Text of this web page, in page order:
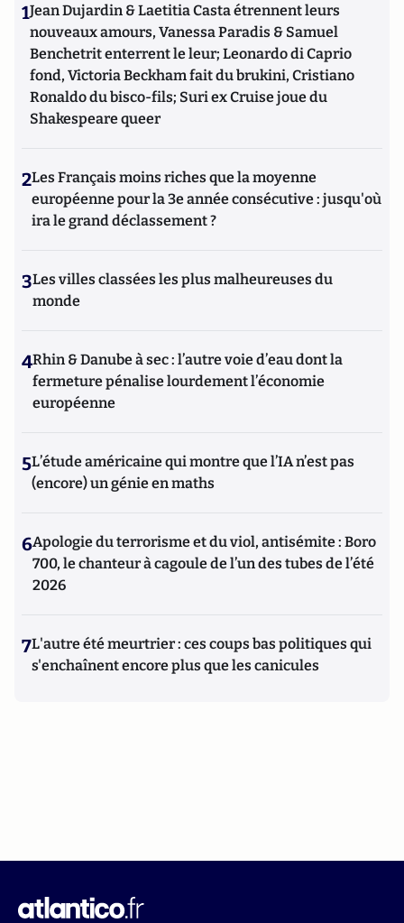
1Jean Dujardin & Laetitia Casta étrennent leurs
nouveaux amours, Vanessa Paradis & Samuel
Benchetrit enterrent le leur; Leonardo di Caprio
fond, Victoria Beckham fait du brukini, Cristiano
Ronaldo du bisco-fils; Suri ex Cruise joue du
Shakespeare queer
2Les Français moins riches que la moyenne
européenne pour la 3e année consécutive : jusqu'où
ira le grand déclassement ?
3Les villes classées les plus malheureuses du
monde
4Rhin & Danube à sec : l’autre voie d’eau dont la
fermeture pénalise lourdement l’économie
européenne
5L’étude américaine qui montre que l’IA n’est pas
(encore) un génie en maths
6Apologie du terrorisme et du viol, antisémite : Boro
700, le chanteur à cagoule de l’un des tubes de l’été
2026
7L'autre été meurtrier : ces coups bas politiques qui
s'enchaînent encore plus que les canicules